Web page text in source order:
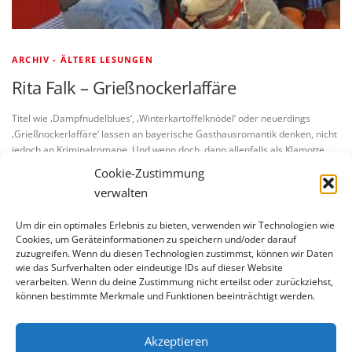
Cookie-Zustimmung
verwalten
Um dir ein optimales Erlebnis zu bieten, verwenden wir Technologien wie
Cookies, um Geräteinformationen zu speichern und/oder darauf
zuzugreifen. Wenn du diesen Technologien zustimmst, können wir Daten
wie das Surfverhalten oder eindeutige IDs auf dieser Website
verarbeiten. Wenn du deine Zustimmung nicht erteilst oder zurückziehst,
können bestimmte Merkmale und Funktionen beeinträchtigt werden.
Akzeptieren
ARCHIV - ÄLTERE LESUNGEN
Rita Falk – Grießnockerlaffäre
Titel wie ‚Dampfnudelblues‘, ‚Winterkartoffelknödel‘ oder neuerdings
‚Grießnockerlaffäre‘ lassen an bayerische Gasthausromantik denken, nicht
jedoch an Kriminalromane. Und wenn doch, dann allenfalls als Klamotte
oder Parodie. In den Geschichten von Rita …
BLEIBE AUF DEM LAUFENDEN